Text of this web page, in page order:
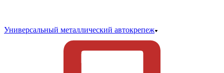
Универсальный металлический автокрепеж